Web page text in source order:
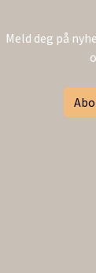
Meld deg på